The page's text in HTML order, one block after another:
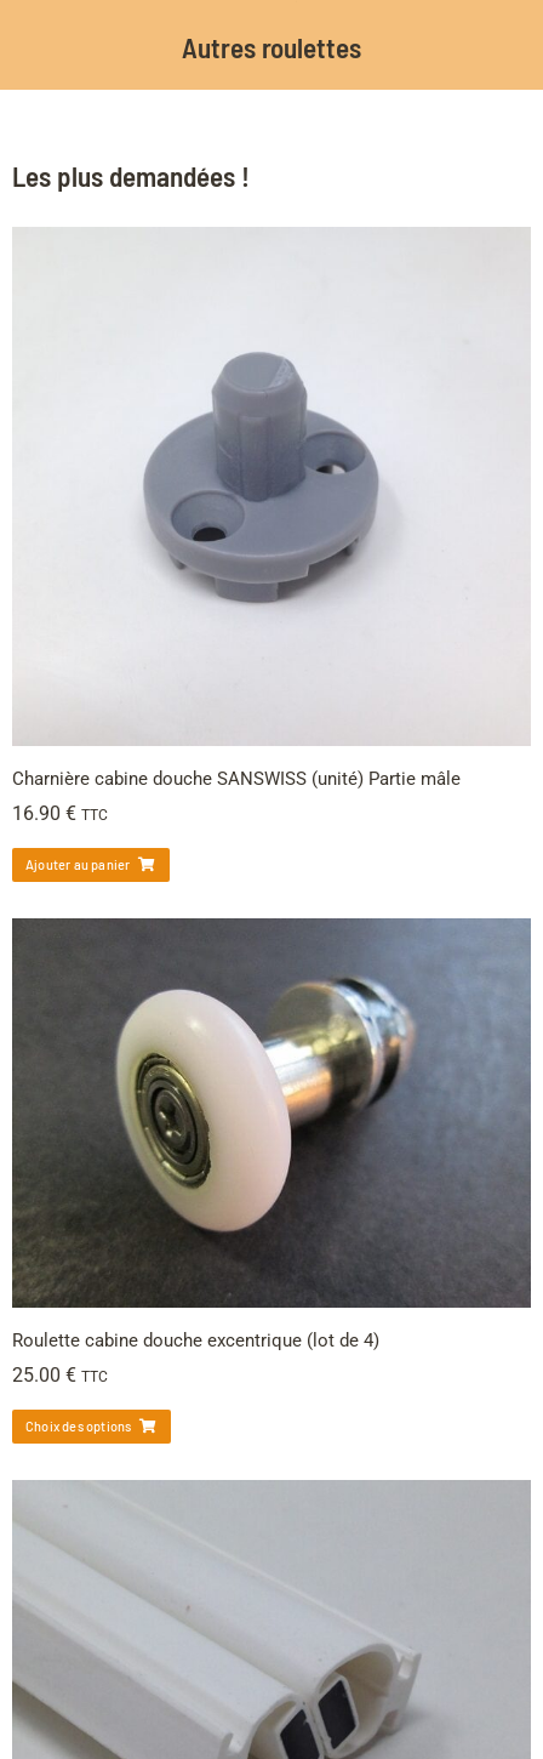
Autres roulettes
Les plus demandées !
Charnière cabine douche SANSWISS (unité) Partie mâle
16.90 € TTC
Ajouter au panier
Roulette cabine douche excentrique (lot de 4)
25.00 € TTC
Choix des options